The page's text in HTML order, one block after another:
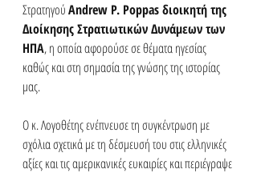
Στρατηγού Andrew P. Poppas διοικητή της
Διοίκησης Στρατιωτικών Δυνάμεων των
ΗΠΑ, η οποία αφορούσε σε θέματα ηγεσίας
καθώς και στη σημασία της γνώσης της ιστορίας
μας.
Ο κ. Λογοθέτης ενέπνευσε τη συγκέντρωση με
σχόλια σχετικά με τη δέσμευσή του στις ελληνικές
αξίες και τις αμερικανικές ευκαιρίες και περιέγραψε